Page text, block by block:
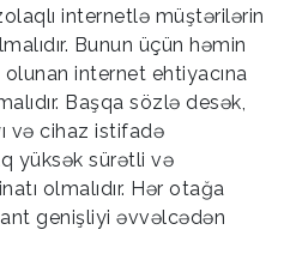
internetlə müştərilərin
Bunun üçün həmin
internet ehtiyacına
Başqa sözlə desək,
və cihaz istifadə
yüksək sürətli və
olmalıdır. Hər otağa
genişliyi əvvəlcədən